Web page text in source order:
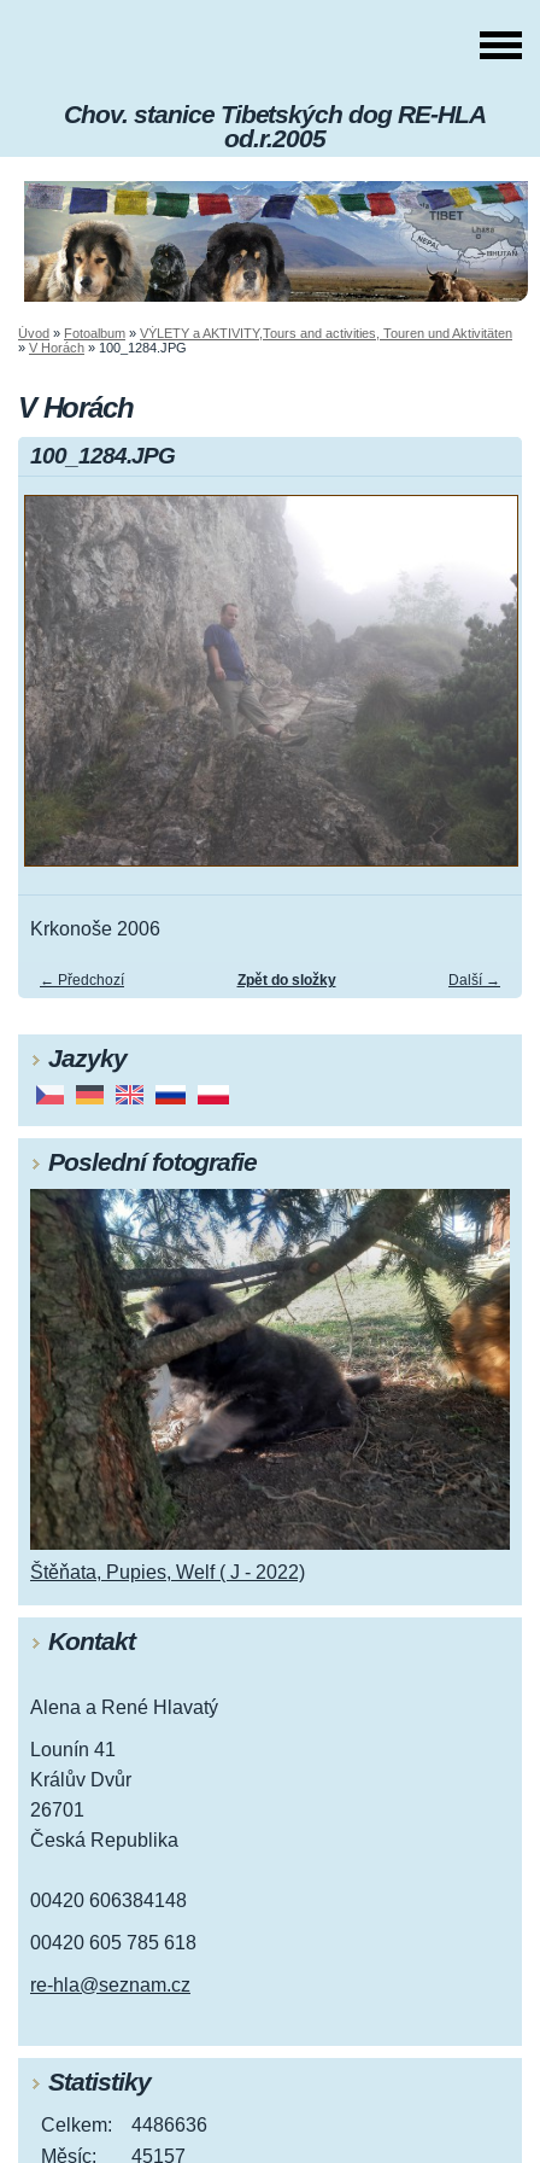
Chov. stanice Tibetských dog RE-HLA
od.r.2005
Úvod » Fotoalbum » VÝLETY a AKTIVITY,Tours and activities, Touren und Aktivitäten
» V Horách » 100_1284.JPG
V Horách
100_1284.JPG
Krkonoše 2006
← Předchozí Další →
Zpět do složky
Jazyky
Poslední fotografie
Štěňata, Pupies, Welf ( J - 2022)
Kontakt
Alena a René Hlavatý
Lounín 41
Králův Dvůr
26701
Česká Republika
00420 606384148
00420 605 785 618
re-hla@seznam.cz
Statistiky
Celkem:
4486636
Měsíc:
45157